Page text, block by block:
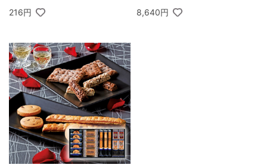
216円 8,640円